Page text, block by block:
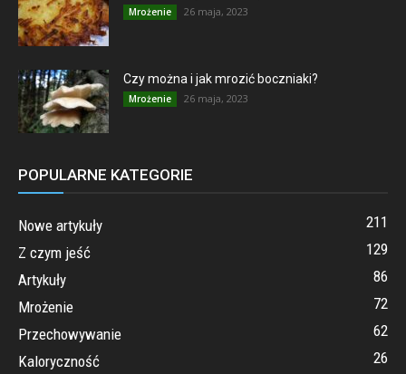
Mrożenie 26 maja, 2023
Czy można i jak mrozić boczniaki?
Mrożenie 26 maja, 2023
POPULARNE KATEGORIE
Nowe artykuły
211
Z czym jeść
129
Artykuły
86
Mrożenie
72
Przechowywanie
62
Kaloryczność
26